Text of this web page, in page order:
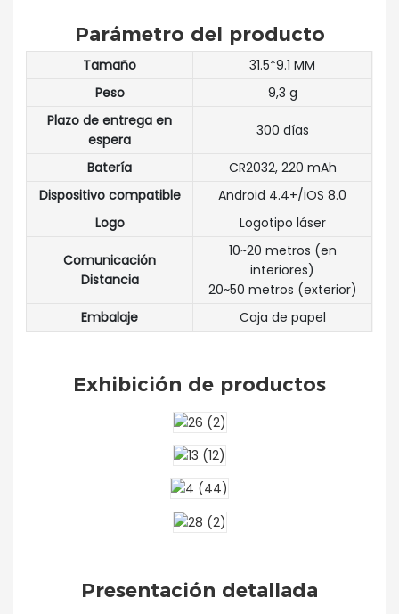
Parámetro del producto
Tamaño
31.5*9.1 MM
Peso
9,3 g
Plazo de entrega en
espera
300 días
Batería
CR2032, 220 mAh
Dispositivo compatible
Android 4.4+/iOS 8.0
Logo
Logotipo láser
Comunicación
Distancia
10~20 metros (en
interiores)
20~50 metros (exterior)
Embalaje
Caja de papel
Exhibición de productos
Presentación detallada